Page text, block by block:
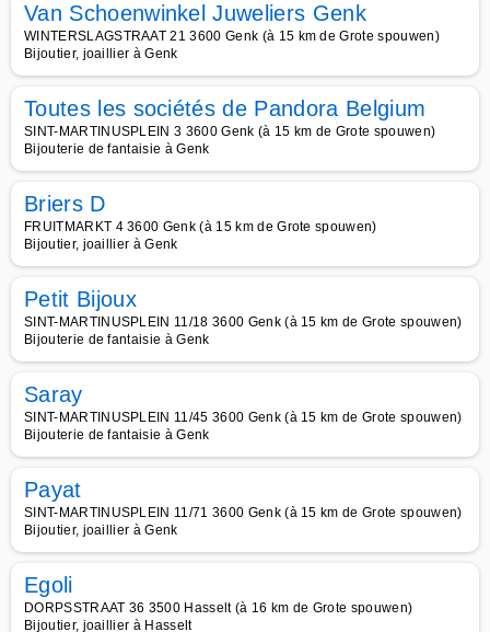
Van Schoenwinkel Juweliers Genk
WINTERSLAGSTRAAT 21 3600 Genk (à 15 km de Grote spouwen)
Bijoutier, joaillier à Genk
Toutes les sociétés de Pandora Belgium
SINT-MARTINUSPLEIN 3 3600 Genk (à 15 km de Grote spouwen)
Bijouterie de fantaisie à Genk
Briers D
FRUITMARKT 4 3600 Genk (à 15 km de Grote spouwen)
Bijoutier, joaillier à Genk
Petit Bijoux
SINT-MARTINUSPLEIN 11/18 3600 Genk (à 15 km de Grote spouwen)
Bijouterie de fantaisie à Genk
Saray
SINT-MARTINUSPLEIN 11/45 3600 Genk (à 15 km de Grote spouwen)
Bijouterie de fantaisie à Genk
Payat
SINT-MARTINUSPLEIN 11/71 3600 Genk (à 15 km de Grote spouwen)
Bijoutier, joaillier à Genk
Egoli
DORPSSTRAAT 36 3500 Hasselt (à 16 km de Grote spouwen)
Bijoutier, joaillier à Hasselt